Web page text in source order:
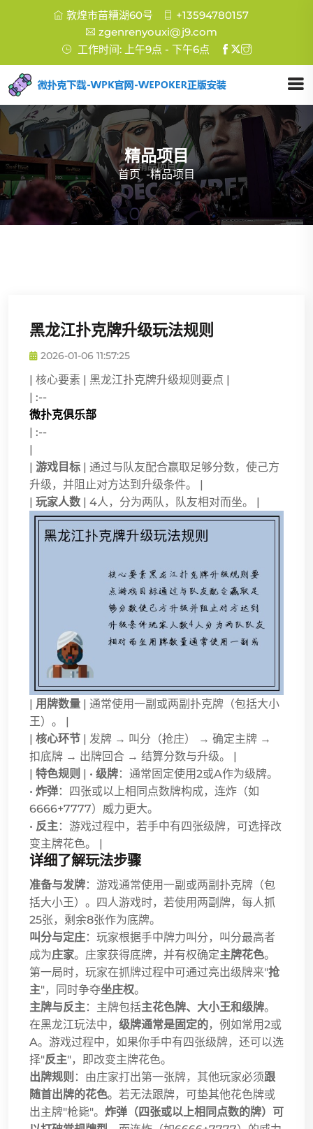
敦煌市苗糟湖60号
+13594780157
zgenrenyouxi@j9.com
工作时间: 上午9点 - 下午6点
精品项目
首页 -精品项目
黑龙江扑克牌升级玩法规则
2026-01-06 11:57:25
| 核心要素 | 黑龙江扑克牌升级规则要点 |
| :--
微扑克俱乐部
| :--
|
| 游戏目标 | 通过与队友配合赢取足够分数，使己方
升级，并阻止对方达到升级条件。 |
| 玩家人数 | 4人，分为两队，队友相对而坐。 |
| 用牌数量 | 通常使用一副或两副扑克牌（包括大小
王）。 |
| 核心环节 | 发牌 → 叫分（抢庄） → 确定主牌 →
扣底牌 → 出牌回合 → 结算分数与升级。 |
| 特色规则 | • 级牌：通常固定使用2或A作为级牌。
• 炸弹：四张或以上相同点数牌构成，连炸（如
6666+7777）威力更大。
• 反主 ：游戏过程中，若手中有四张级牌，可选择改
变主牌花色。 |
详细了解玩法步骤
准备与发牌：游戏通常使用一副或两副扑克牌（包
括大小王）。四人游戏时，若使用两副牌，每人抓
25张，剩余8张作为底牌。
叫分与定庄：玩家根据手中牌力叫分，叫分最高者
成为庄家。庄家获得底牌，并有权确定主牌花色。
第一局时，玩家在抓牌过程中可通过亮出级牌来"抢
主"，同时争夺坐庄权。
主牌与反主 ：主牌包括主花色牌、大小王和级牌。
在黑龙江玩法中， 级牌通常是固定的，例如常用2或
A。游戏过程中，如果你手中有四张级牌，还可以选
择"反主"，即改变主牌花色。
出牌规则 ：由庄家打出第一张牌，其他玩家必须跟
随首出牌的花色。若无法跟牌，可垫其他花色牌或
出主牌"枪毙"。 炸弹（四张或以上相同点数的牌）可